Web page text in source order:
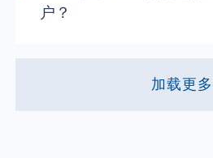
户？
加载更多